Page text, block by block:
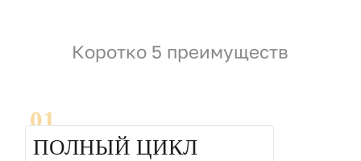
Коротко 5 преимуществ
01
ПОЛНЫЙ ЦИКЛ